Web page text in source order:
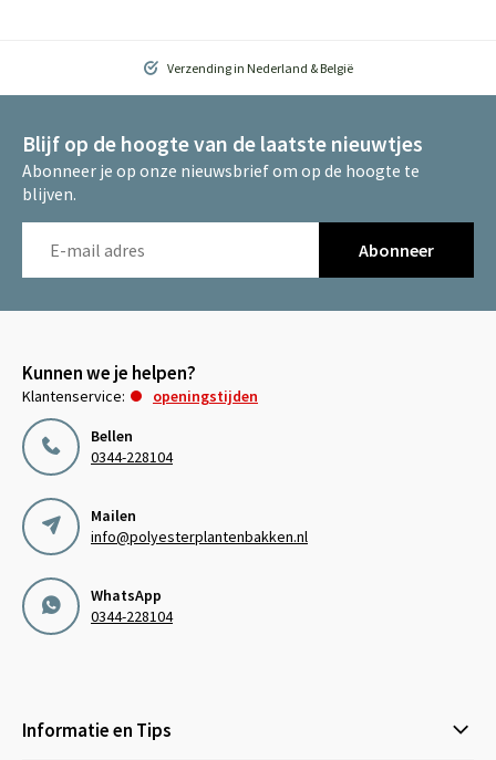
Verzending in Nederland & België
Blijf op de hoogte van de laatste nieuwtjes
Abonneer je op onze nieuwsbrief om op de hoogte te
blijven.
Abonneer
Kunnen we je helpen?
Klantenservice:
openingstijden
Bellen
0344-228104
Mailen
info@polyesterplantenbakken.nl
WhatsApp
0344-228104
Informatie en Tips